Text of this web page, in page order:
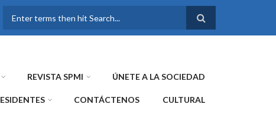
FORMULARIO DE
REVISTA SPMI ÚNETE A LA SOCIEDAD
CONTÁCTENOS CULTURAL